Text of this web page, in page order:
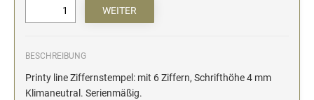
BESCHREIBUNG
Printy line Ziffernstempel: mit 6 Ziffern, Schrifthöhe 4 mm
Klimaneutral. Serienmäßig.